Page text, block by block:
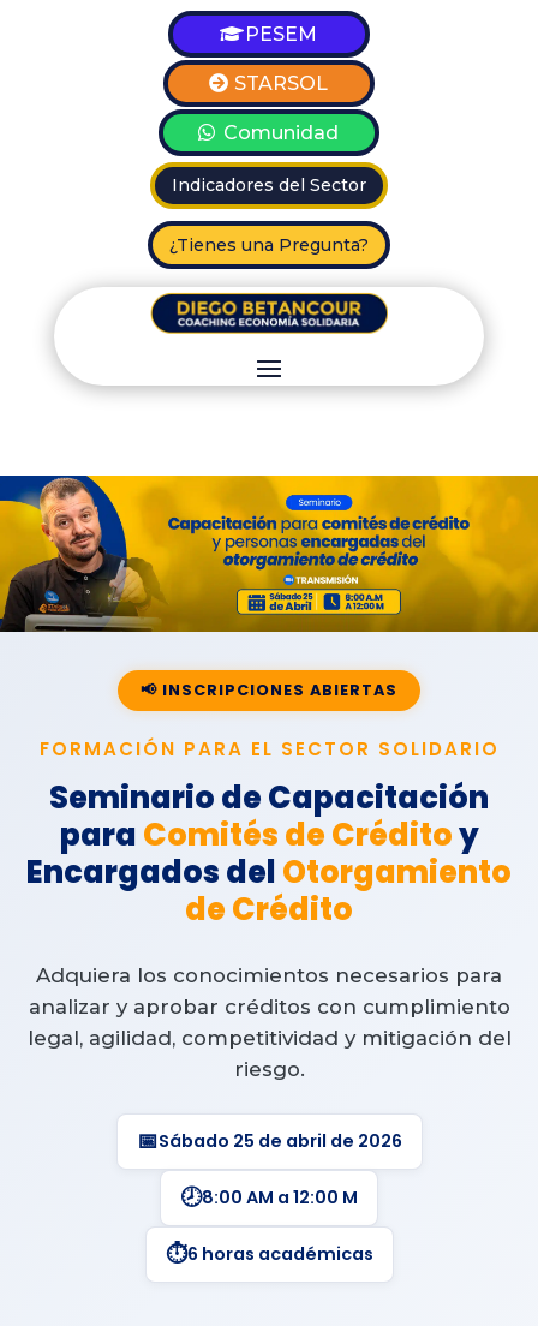
PESEM
STARSOL
Comunidad
Indicadores del Sector
¿Tienes una Pregunta?
📢 INSCRIPCIONES ABIERTAS
FORMACIÓN PARA EL SECTOR SOLIDARIO
Seminario de Capacitación
paraComités de Créditoy
Encargados delOtorgamiento
de Crédito
Adquiera los conocimientos necesarios para
analizar y aprobar créditos con cumplimiento
legal, agilidad, competitividad y mitigación del
riesgo.
📅Sábado 25 de abril de 2026
🕗8:00 AM a 12:00 M
⏱️6 horas académicas